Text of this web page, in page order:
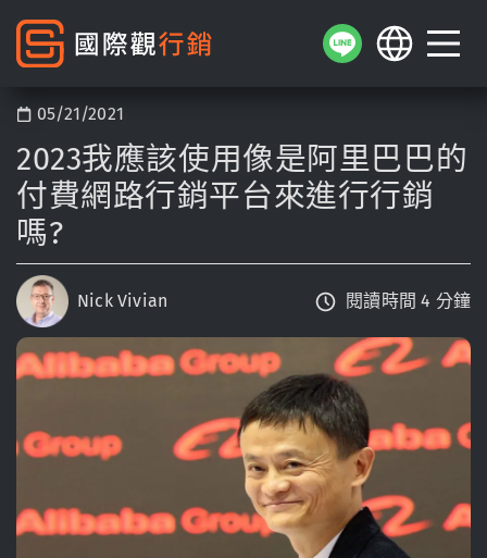
05/21/2021
2023我應該使用像是阿里巴巴的
付費網路行銷平台來進行行銷
嗎?
Nick Vivian 閱讀時間 4 分鐘